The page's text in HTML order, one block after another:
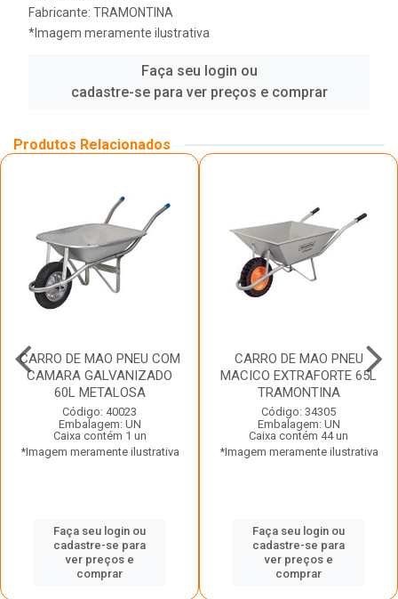
Fabricante: TRAMONTINA
*Imagem meramente ilustrativa
Faça seu login ou
cadastre-se para ver preços e comprar
Produtos Relacionados
CARRO DE MAO PNEU COM
CAMARA GALVANIZADO
60L METALOSA
Código: 40023
Embalagem: UN
Caixa contém 1 un
*Imagem meramente ilustrativa
Faça seu login ou
cadastre-se para
ver preços e
comprar
CARRO DE MAO PNEU
MACICO EXTRAFORTE 65L
TRAMONTINA
Código: 34305
Embalagem: UN
Caixa contém 44 un
*Imagem meramente ilustrativa
Faça seu login ou
cadastre-se para
ver preços e
comprar